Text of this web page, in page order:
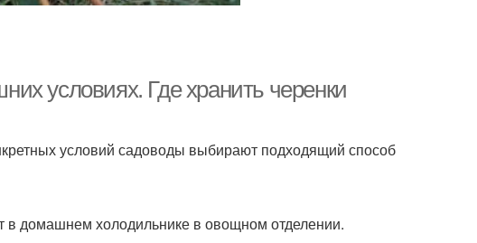
условиях. Где хранить черенки
условий садоводы выбирают подходящий способ
в домашнем холодильнике в овощном отделении.